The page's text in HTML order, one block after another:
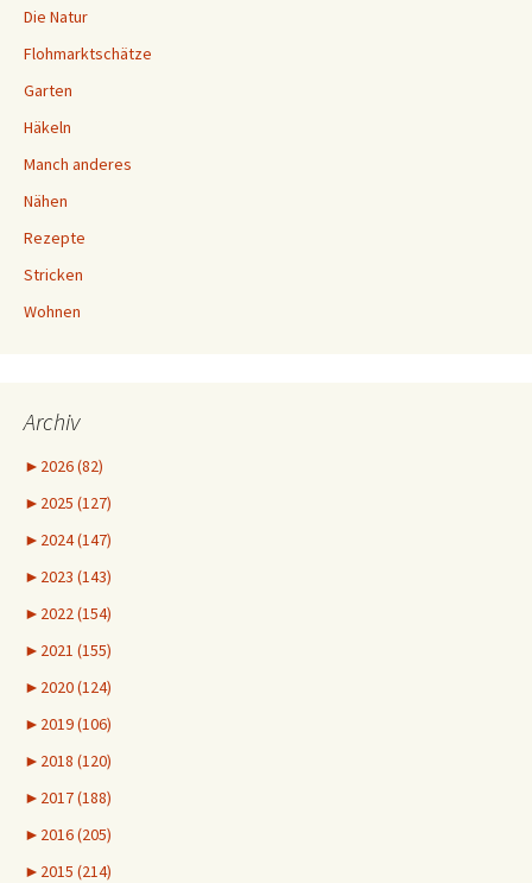
Die Natur
Flohmarktschätze
Garten
Häkeln
Manch anderes
Nähen
Rezepte
Stricken
Wohnen
Archiv
► 2026 (82)
► 2025 (127)
► 2024 (147)
► 2023 (143)
► 2022 (154)
► 2021 (155)
► 2020 (124)
► 2019 (106)
► 2018 (120)
► 2017 (188)
► 2016 (205)
► 2015 (214)